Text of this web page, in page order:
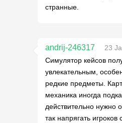
странные.
andrij-246317
23
Симулятор кейсов
увлекательным,
редкие предметы.
механика иногда
действительно нужно
так напрягать